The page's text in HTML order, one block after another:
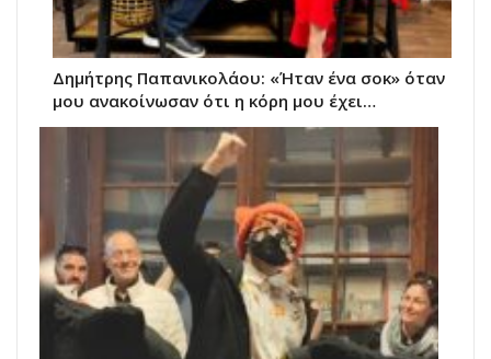
Δημήτρης Παπανικολάου: «Ήταν ένα σοκ» όταν
μου ανακοίνωσαν ότι η κόρη μου έχει…